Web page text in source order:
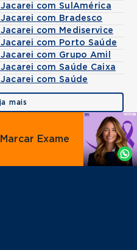
com SulAmérica
com Bradesco
com Mediservice
com Porto Saúde
com Grupo Amil
com Saúde Caixa
com Saúde
mais
Agende
por
Whatsapp
Marcar Exame